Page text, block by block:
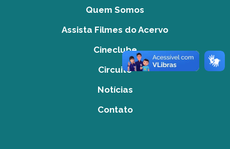
Quem Somos
Assista Filmes do Acervo
Cineclube
Circuito
Notícias
Contato